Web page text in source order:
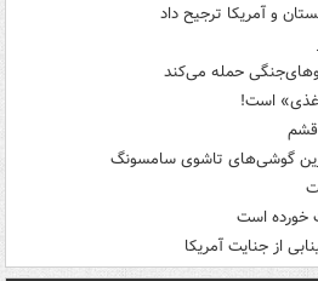
و آمریکا ترجیح داد
است!
قشم
گوشی‌های تاشوی سامسونگ
خورده است
از جنایت آمریکا